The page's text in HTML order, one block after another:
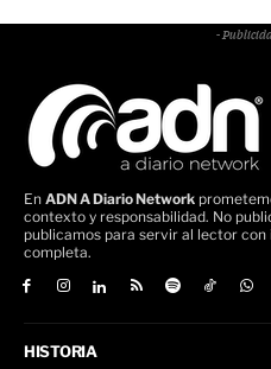
-
En ADN A Diario Network
contexto y responsabilidad. No
publicamos para servir al lector
completa.
HISTORIA